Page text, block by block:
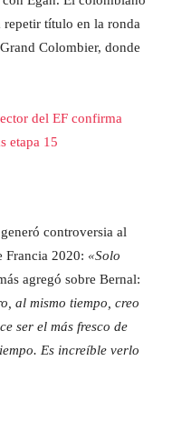
título en la ronda
Colombier, donde
del EF confirma
etapa 15
controversia al
Francia 2020: «Solo
agregó sobre Bernal:
al mismo tiempo, creo
ser el más fresco de
Es increíble verlo